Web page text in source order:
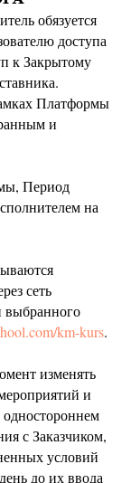
обязуется
доступа
к Закрытому
Платформы
и
Период
на
сеть
выбранного
km-kurs.
изменять
и
с Заказчиком,
условий
до их ввода